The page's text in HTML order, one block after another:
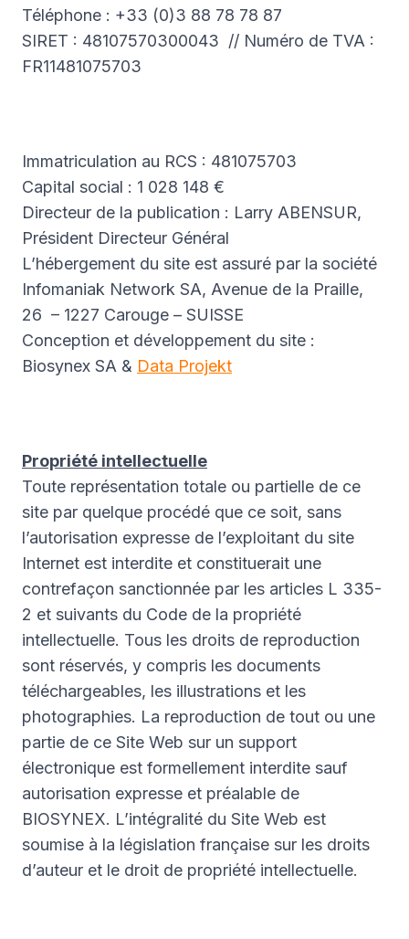
Téléphone : +33 (0)3 88 78 78 87
SIRET : 48107570300043 // Numéro de TVA :
FR11481075703
Immatriculation au RCS : 481075703
Capital social : 1 028 148 €
Directeur de la publication : Larry ABENSUR,
Président Directeur Général
L’hébergement du site est assuré par la société
Infomaniak Network SA, Avenue de la Praille,
26 – 1227 Carouge – SUISSE
Conception et développement du site :
Biosynex SA & Data Projekt
Propriété intellectuelle
Toute représentation totale ou partielle de ce
site par quelque procédé que ce soit, sans
l’autorisation expresse de l’exploitant du site
Internet est interdite et constituerait une
contrefaçon sanctionnée par les articles L 335-
2 et suivants du Code de la propriété
intellectuelle. Tous les droits de reproduction
sont réservés, y compris les documents
téléchargeables, les illustrations et les
photographies. La reproduction de tout ou une
partie de ce Site Web sur un support
électronique est formellement interdite sauf
autorisation expresse et préalable de
BIOSYNEX. L’intégralité du Site Web est
soumise à la législation française sur les droits
d’auteur et le droit de propriété intellectuelle.